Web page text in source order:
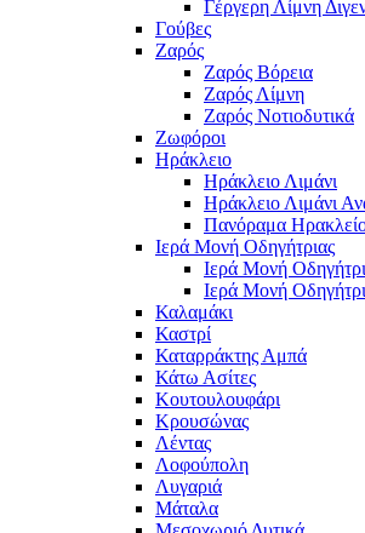
Γέργερη Λίμνη
Γούβες
Ζαρός
Ζαρός Βόρεια
Ζαρός Λίμνη
Ζαρός Νοτιοδυτικά
Ζωφόροι
Ηράκλειο
Ηράκλειο Λιμάνι
Ηράκλειο Λιμάνι
Πανόραμα
Ιερά Μονή Οδηγήτριας
Ιερά Μονή
Ιερά Μονή
Καλαμάκι
Καστρί
Καταρράκτης Αμπά
Κάτω Ασίτες
Κουτουλουφάρι
Κρουσώνας
Λέντας
Λοφούπολη
Λυγαριά
Μάταλα